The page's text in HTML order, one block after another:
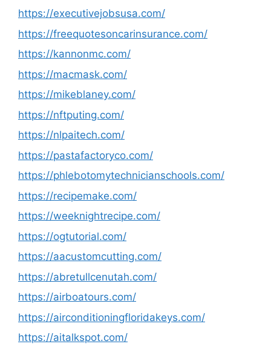
https://executivejobsusa.com/
https://freequotesoncarinsurance.com/
https://kannonmc.com/
https://macmask.com/
https://mikeblaney.com/
https://nftputing.com/
https://nlpaitech.com/
https://pastafactoryco.com/
https://phlebotomytechnicianschools.com/
https://recipemake.com/
https://weeknightrecipe.com/
https://ogtutorial.com/
https://aacustomcutting.com/
https://abretullcenutah.com/
https://airboatours.com/
https://airconditioningfloridakeys.com/
https://aitalkspot.com/